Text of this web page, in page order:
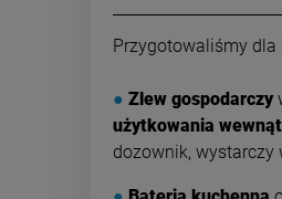
Przygotowaliśmy dla
● Zlew gospodarczy
użytkowania
dozownik, wystarczy